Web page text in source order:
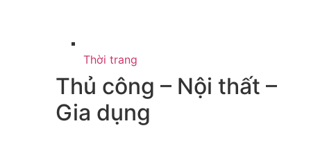
Thời trang
Thủ công – Nội thất –
Gia dụng